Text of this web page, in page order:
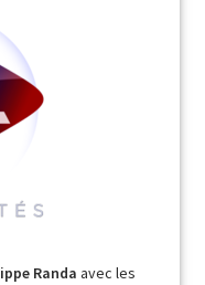
Randa avec les